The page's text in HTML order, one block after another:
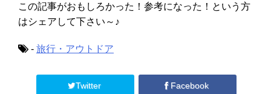
この記事がおもしろかった！参考になった！という方
はシェアして下さい～♪
- 旅行・アウトドア
Twitter Facebook